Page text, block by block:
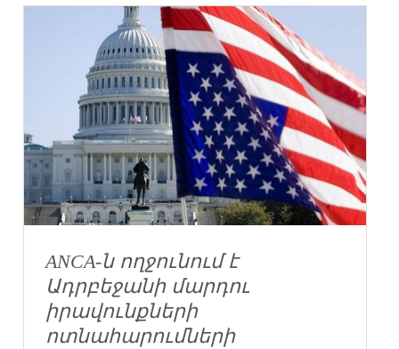
ANCA-ն ողջունում է
Ադրբեջանի մարդու
իրավունքների
ոտնահարումների